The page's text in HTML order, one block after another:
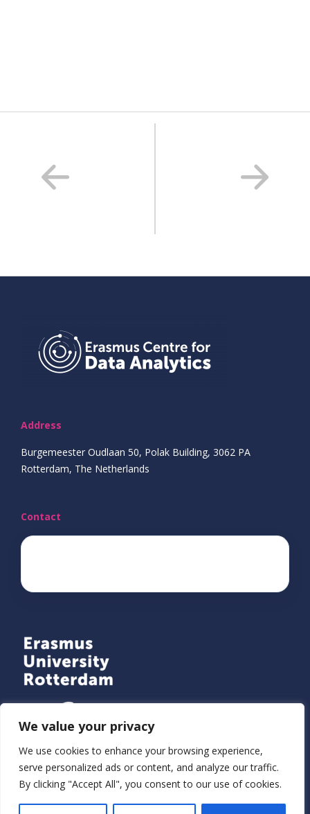
We value your privacy
We use cookies to enhance your browsing experience,
serve personalized ads or content, and analyze our traffic.
By clicking "Accept All", you consent to our use of cookies.
Address
Burgemeester Oudlaan 50, Polak Building, 3062 PA
Rotterdam, The Netherlands
Contact